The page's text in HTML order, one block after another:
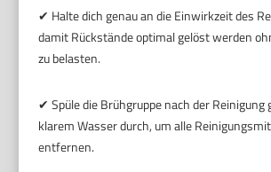
✔ Halte dich genau an die Einwirkzeit des
damit Rückstände optimal gelöst werden
zu belasten.
✔ Spüle die Brühgruppe nach der Reinigung
klarem Wasser durch, um alle
entfernen.